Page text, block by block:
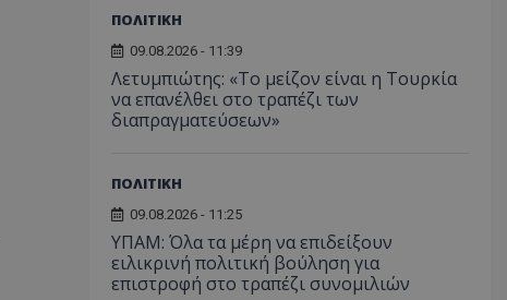
ΠΟΛΙΤΙΚΗ
09.08.2026 - 11:39
Λετυμπιώτης: «Το μείζον είναι η Τουρκία
να επανέλθει στο τραπέζι των
διαπραγματεύσεων»
ΠΟΛΙΤΙΚΗ
09.08.2026 - 11:25
ΥΠΑΜ: Όλα τα μέρη να επιδείξουν
ειλικρινή πολιτική βούληση για
επιστροφή στο τραπέζι συνομιλιών